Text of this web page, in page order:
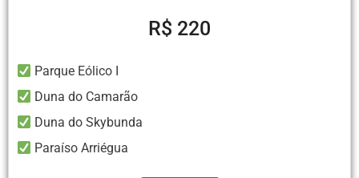
R$ 220
Parque Eólico I
Duna do Camarão
Duna do Skybunda
Paraíso Arriégua